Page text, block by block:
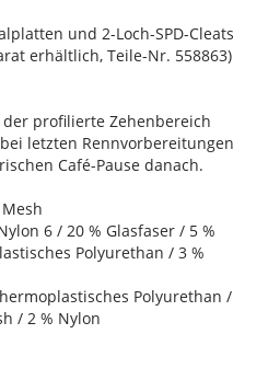
und 2-Loch-SPD-Cleats
erhältlich, Teile-Nr. 558863)
profilierte Zehenbereich
letzten Rennvorbereitungen
Café-Pause danach.
6 / 20 % Glasfaser / 5 %
Polyurethan / 3 %
Polyurethan /
/ 2 % Nylon